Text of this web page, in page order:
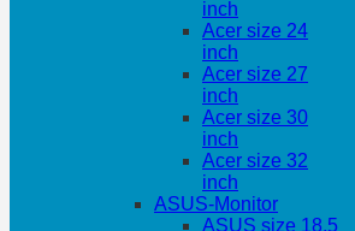
inch
Acer size 24
inch
Acer size 27
inch
Acer size 30
inch
Acer size 32
inch
ASUS-Monitor
ASUS size 18.5